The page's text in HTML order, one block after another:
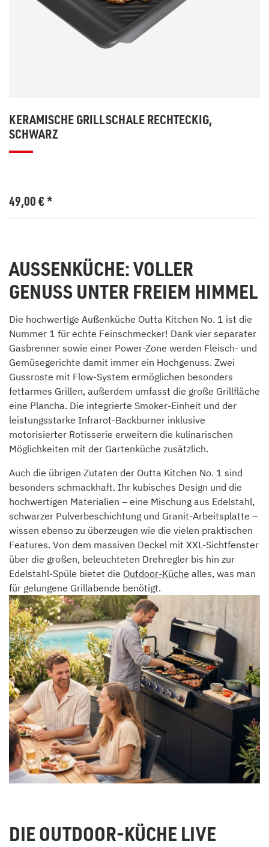
KERAMISCHE GRILLSCHALE RECHTECKIG,
SCHWARZ
49,00€*
AUSSENKÜCHE: VOLLER G
ENUSS UNTER FREIEM HIMMEL
Die hochwertige Außenküche Outta Kitchen No. 1 ist die
Nummer 1 für echte Feinschmecker! Dank vier separater
Gasbrenner sowie einer Power-Zone werden Fleisch- und
Gemüsegerichte damit immer ein Hochgenuss. Zwei
Gussroste mit Flow-System ermöglichen besonders
fettarmes Grillen, außerdem umfasst die große Grillfläche
eine Plancha. Die integrierte Smoker-Einheit und der
leistungsstarke Infrarot-Backburner inklusive
motorisierter Rotisserie erweitern die kulinarischen
Möglichkeiten mit der Gartenküche zusätzlich.
Auch die übrigen Zutaten der Outta Kitchen No. 1 sind
besonders schmackhaft. Ihr kubisches Design und die
hochwertigen Materialien – eine Mischung aus Edelstahl,
schwarzer Pulverbeschichtung und Granit-Arbeitsplatte –
wissen ebenso zu überzeugen wie die vielen praktischen
Features. Von dem massiven Deckel mit XXL-Sichtfenster
über die großen, beleuchteten Drehregler bis hin zur
Edelstahl-Spüle bietet die Outdoor-Küche alles, was man
für gelungene Grillabende benötigt.
DIE OUTDOOR-KÜCHE LIVE